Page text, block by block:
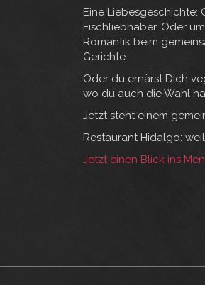
Eine Liebesgeschichte:
Fischliebhaber. Oder
Romantik beim
Gerichte.
Oder du ernärst Dich
wo du auch die Wahl
Jetzt steht einem
Restaurant Hidalgo:
Jetzt einen Blick ins